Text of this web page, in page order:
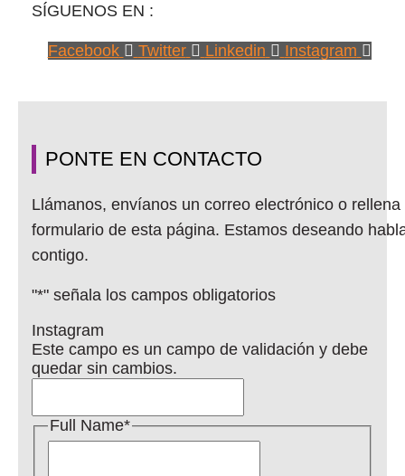
SÍGUENOS EN :
Facebook Twitter Linkedin Instagram
PONTE EN CONTACTO
Llámanos, envíanos un correo electrónico o rellena
formulario de esta página. Estamos deseando
contigo.
"*" señala los campos obligatorios
Instagram
Este campo es un campo de validación y debe
quedar sin cambios.
Full Name*